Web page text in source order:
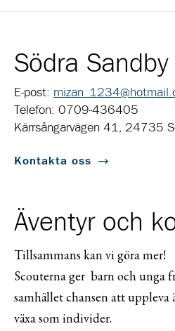
Södra
E-post:
Telefon: 0709-436405
Kärrsångarvägen 41, 24735
Kontakta oss
Äventyr och
Tillsammans kan vi göra mer!
Scouterna ger barn och unga
samhället chansen att
växa som individer.